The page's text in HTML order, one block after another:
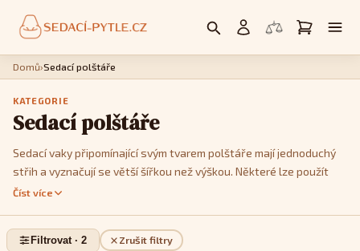
Domů›Sedací polštáře
KATEGORIE
Sedací polštáře
Sedací vaky připomínající svým tvarem polštáře mají jednoduchý
střih a vyznačují se větší šířkou než výškou. Některé lze použít
jako křesla, postavíte li je na kratší hranu. Jedná se především o
pomocí kterých je můžete tvarovat a vykouzlit tak třeba tvar
imitující menší sedačku. Pokud jde o design, můžete si v této sekci
Číst více
Zrušit filtry
Filtrovat · 2